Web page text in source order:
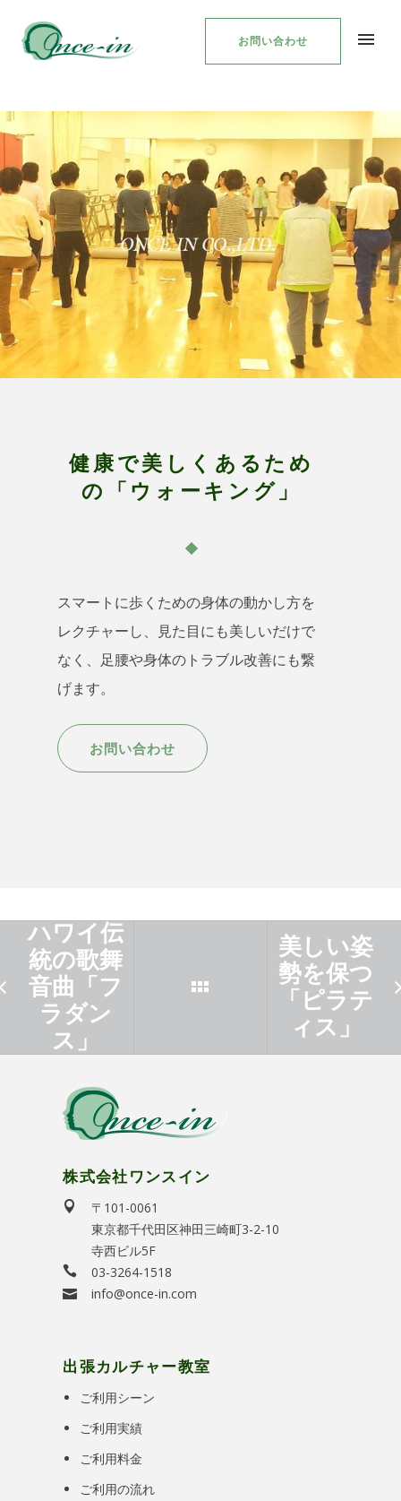
お問い合わせ
健康で美しくあるため
の「ウォーキング」
スマートに歩くための身体の動かし方を
レクチャーし、見た目にも美しいだけで
なく、足腰や身体のトラブル改善にも繋
げます。
お問い合わせ
ハワイ伝
統の歌舞
音曲「フ
ラダン
ス」
美しい姿
勢を保つ
「ピラテ
ィス」
株式会社ワンスイン
〒101-0061
東京都千代田区神田三崎町3-2-10
寺西ビル5F
03-3264-1518
info@once-in.com
出張カルチャー教室
ご利用シーン
ご利用実績
ご利用料金
ご利用の流れ